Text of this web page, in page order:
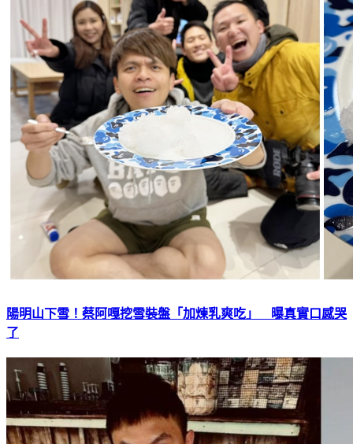
陽明山下雪！蔡阿嘎挖雪裝盤「加煉乳爽吃」 曝真實口感哭